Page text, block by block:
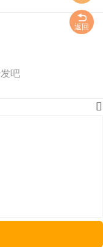
吧
返回
